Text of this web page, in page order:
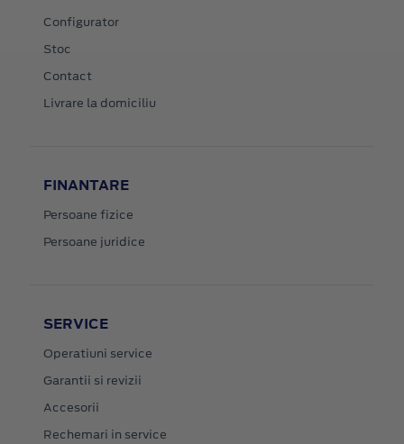
Configurator
Stoc
Contact
Livrare la domiciliu
FINANTARE
Persoane fizice
Persoane juridice
SERVICE
Operatiuni service
Garantii si revizii
Accesorii
Rechemari in service